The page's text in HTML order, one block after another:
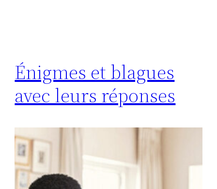
Énigmes et blagues
avec leurs réponses